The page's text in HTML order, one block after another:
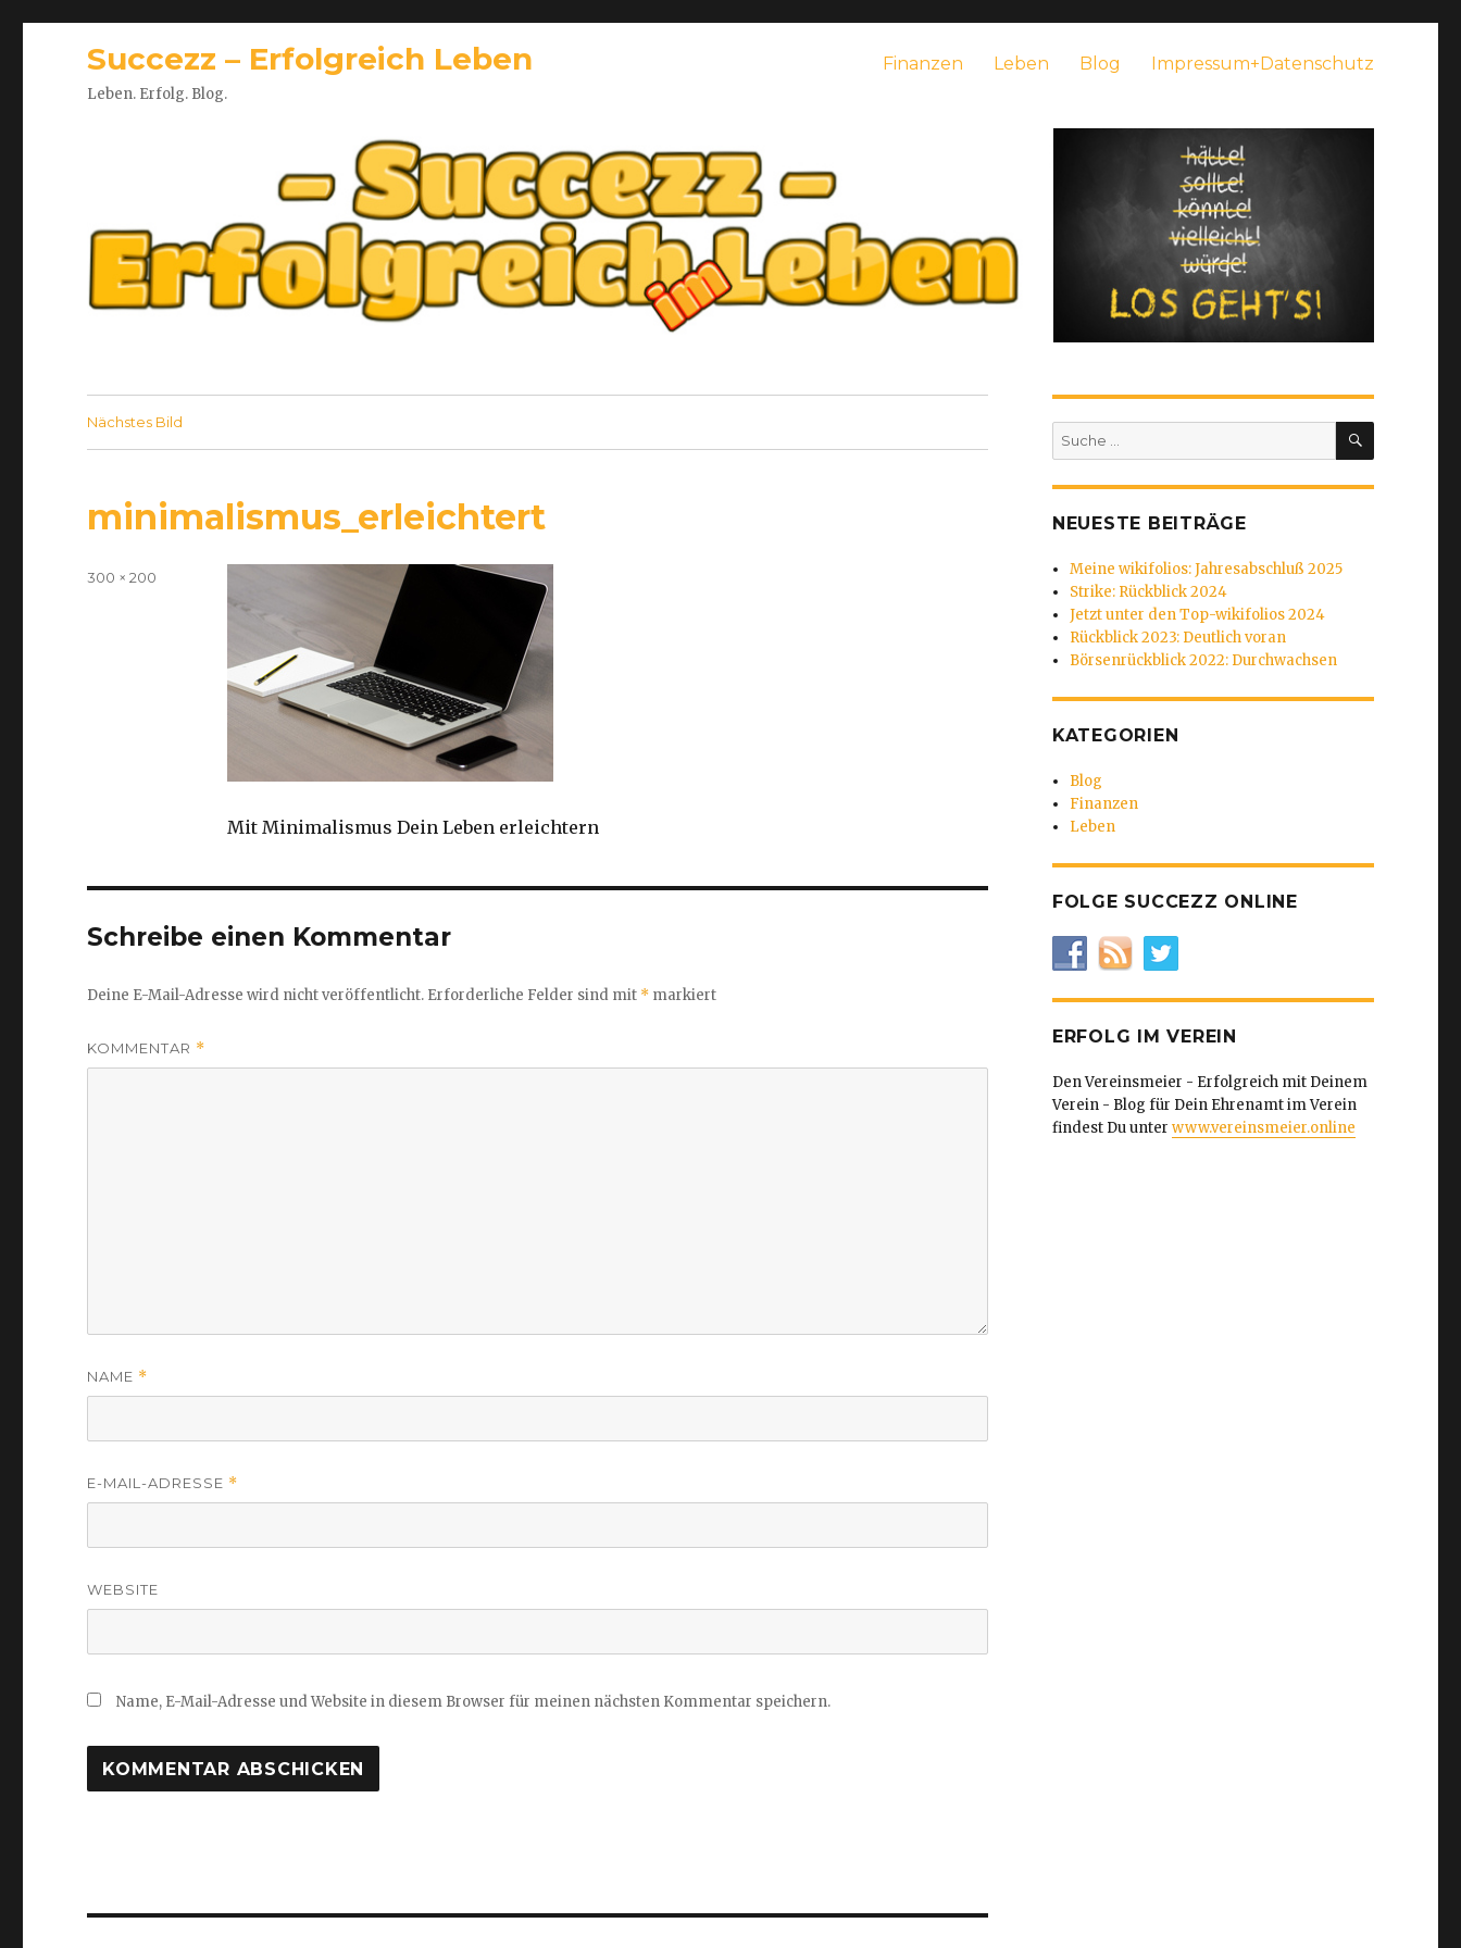
Succezz – Erfolgreich Leben
Leben. Erfolg. Blog.
Finanzen Leben Blog Impressum+Datenschutz
Nächstes Bild
minimalismus_erleichtert
Mit Minimalismus Dein Leben erleichtern
Volle
300 × 200
Schreibe einen Kommentar
Deine E-Mail-Adresse wird nicht veröffentlicht. Erforderliche Felder sind mit * markiert
KOMMENTAR *
NAME *
E-MAIL-ADRESSE *
WEBSITE
Name, E-Mail-Adresse und Website in diesem Browser für meinen nächsten Kommentar speichern.
Suche
nach:
SUCHEN
NEUESTE BEITRÄGE
Meine wikifolios: Jahresabschluß 2025
Strike: Rückblick 2024
Jetzt unter den Top-wikifolios 2024
Rückblick 2023: Deutlich voran
Börsenrückblick 2022: Durchwachsen
KATEGORIEN
Blog
Finanzen
Leben
FOLGE SUCCEZZ ONLINE
ERFOLG IM VEREIN
Den Vereinsmeier - Erfolgreich mit Deinem
Verein - Blog für Dein Ehrenamt im Verein
findest Du unter www.vereinsmeier.online